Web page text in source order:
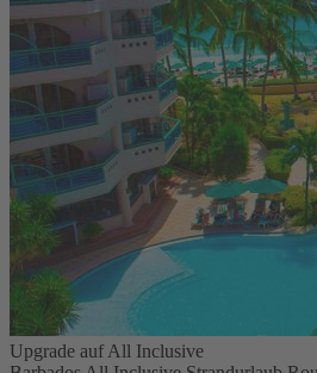
Upgrade auf All Inclusive